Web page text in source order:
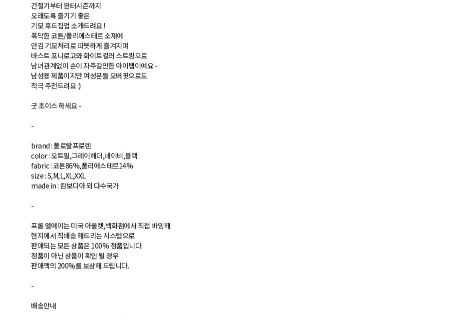
간절기부터 윈터시즌까지
오래도록 즐기기 좋은
기모 후드집업 소개드려요 !
폭닥한 코튼/폴리에스테르 소재에
안김 기모처리로 따뜻하게 즐겨지며
바스트 포니로고와 화이트컬러 스트링으로
남녀관계없이 손이 자주갈만한 아이템이예요 -
남성용 제품이지만 여성분들 오버핏으로도
적극 추천드려요 :)
굿 초이스 하세요 -
-
brand : 폴로랄프로렌
color : 오트밀,그레이헤더,네이비,블랙
fabric : 코튼86%,폴리에스테르14%
size : S,M,L,XL,XXL
made in : 캄보디아 외 다수국가
-
프롬 엘에이는 미국 아울렛,백화점에서 직접 바잉해
현지에서 직배송 해드리는 시스템으로
판매되는 모든 상품은 100% 정품입니다.
정품이 아닌 상품이 확인 될 경우
판매액의 200%를 보상해 드립니다.
-
배송안내